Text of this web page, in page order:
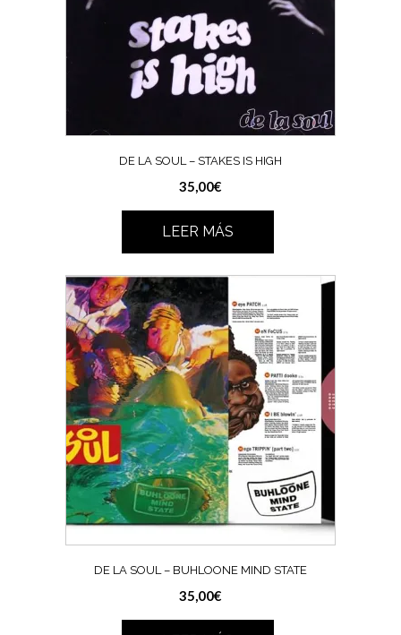
DE LA SOUL – STAKES IS HIGH
35,00€
LEER MÁS
DE LA SOUL – BUHLOONE MIND STATE
35,00€